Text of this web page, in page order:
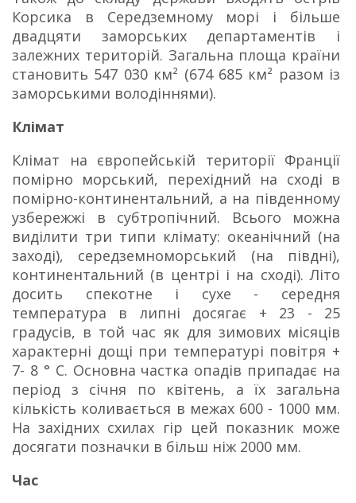
Корсика в Середземному морі і більше
двадцяти заморських департаментів і
залежних територій. Загальна площа країни
становить 547 030 км² (674 685 км² разом із
заморськими володіннями).
Клімат
Клімат на європейській території Франції
помірно морський, перехідний на сході в
помірно-континентальний, а на південному
узбережжі в субтропічний. Всього можна
виділити три типи клімату: океанічний (на
заході), середземноморський (на півдні),
континентальний (в центрі і на сході). Літо
досить спекотне і сухе - середня
температура в липні досягає + 23 - 25
градусів, в той час як для зимових місяців
характерні дощі при температурі повітря +
7- 8 ° С. Основна частка опадів припадає на
період з січня по квітень, а їх загальна
кількість коливається в межах 600 - 1000 мм.
На західних схилах гір цей показник може
досягати позначки в більш ніж 2000 мм.
Час